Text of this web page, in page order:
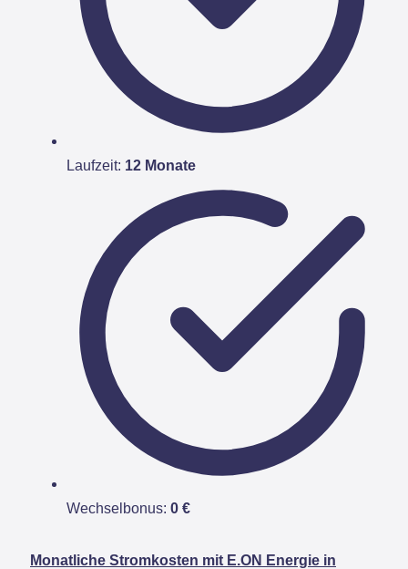
Laufzeit: 12 Monate
Wechselbonus: 0 €
Monatliche Stromkosten mit E.ON Energie in